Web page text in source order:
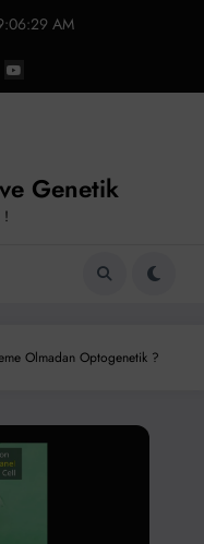
AM
Genetik
!
Olmadan Optogenetik ?